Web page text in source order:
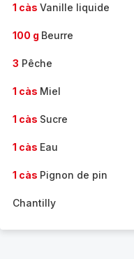
1 càs Vanille liquide
100 g Beurre
3 Pêche
1 càs Miel
1 càs Sucre
1 càs Eau
1 càs Pignon de pin
Chantilly